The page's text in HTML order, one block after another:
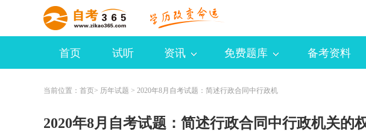
首页 试听 资讯 免费题库 备考资料
当前位置： 首页> 历年试题 > 2020年8月自考试题：简述行政合同中行政机
2020年8月自考试题：简述行政合同中行政机关的